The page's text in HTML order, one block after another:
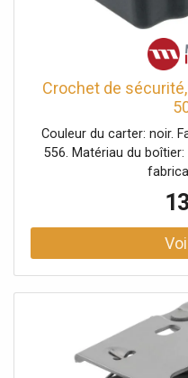
Crochet de
Couleur du carter: noir.
556. Matériau du